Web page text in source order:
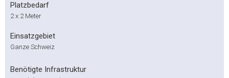
Platzbedarf
2 x 2 Meter
Einsatzgebiet
Ganze Schweiz
Benötigte Infrastruktur